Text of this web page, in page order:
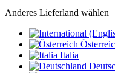
Anderes Lieferland wählen
Italia